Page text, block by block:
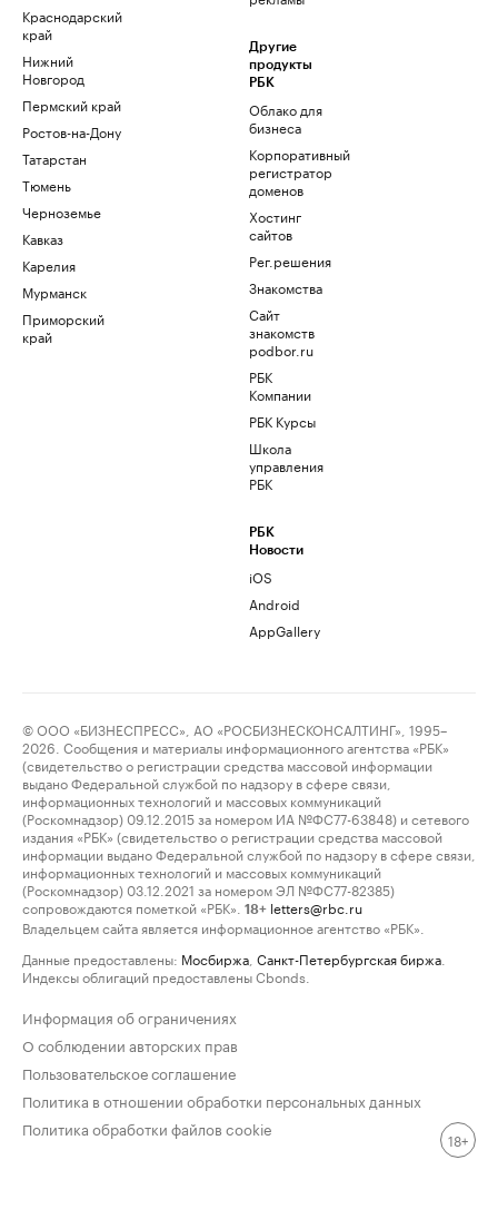
Краснодарский
край
Нижний
Новгород
Пермский край
Ростов-на-Дону
Татарстан
Тюмень
Черноземье
Кавказ
Карелия
Мурманск
Приморский
край
Другие
продукты
РБК
Облако для
бизнеса
Корпоративный
регистратор
доменов
Хостинг
сайтов
Рег.решения
Знакомства
Сайт
знакомств
podbor.ru
РБК
Компании
РБК Курсы
Школа
управления
РБК
РБК
Новости
iOS
Android
AppGallery
© ООО «БИЗНЕСПРЕСС», АО «РОСБИЗНЕСКОНСАЛТИНГ», 1995–
2026. Сообщения и материалы информационного агентства «РБК»
(свидетельство о регистрации средства массовой информации
выдано Федеральной службой по надзору в сфере связи,
информационных технологий и массовых коммуникаций
(Роскомнадзор) 09.12.2015 за номером ИА №ФС77-63848) и сетевого
издания «РБК» (свидетельство о регистрации средства массовой
информации выдано Федеральной службой по надзору в сфере связи,
информационных технологий и массовых коммуникаций
(Роскомнадзор) 03.12.2021 за номером ЭЛ №ФС77-82385)
сопровождаются пометкой «РБК».
18+ letters@rbc.ru
Владельцем сайта является информационное агентство «РБК».
Данные предоставлены: Мосбиржа Санкт-Петербургская биржа
Индексы облигаций предоставлены Cbonds.
Информация об ограничениях
О соблюдении авторских прав
Пользовательское соглашение
Политика в отношении обработки персональных данных
Политика обработки файлов cookie
18+